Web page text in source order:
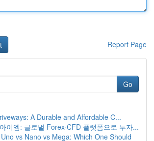
Report Page
Go
A Durable and Affordable C...
이엠: 글로벌 Forex·CFD 플랫폼으로 투자...
vs Nano vs Mega: Which One Should